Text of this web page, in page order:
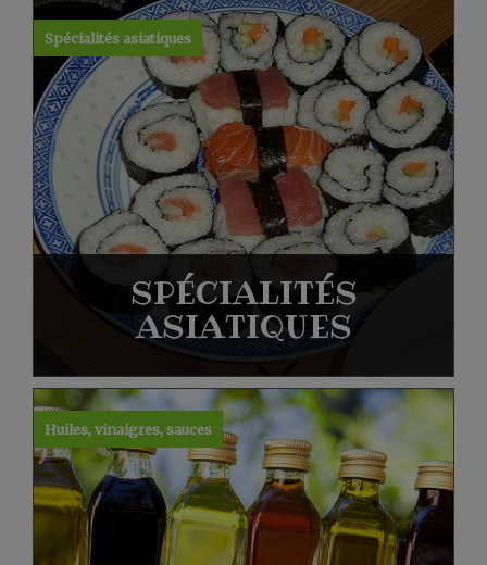
Spécialités asiatiques
SPÉCIALITÉS
ASIATIQUES
Huiles, vinaigres, sauces